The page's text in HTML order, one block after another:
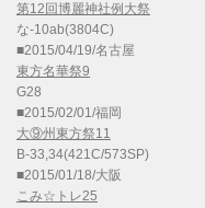
第12回博麗神社例大祭
な-10ab(3804C)
■2015/04/19/名古屋
東方名華祭9
G28
■2015/02/01/福岡
大⑨州東方祭11
B-33,34(421C/573SP)
■2015/01/18/大阪
こみ☆トレ25